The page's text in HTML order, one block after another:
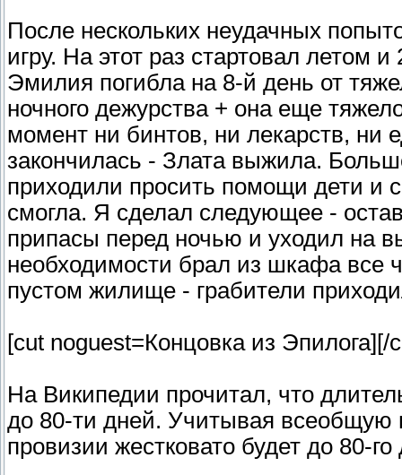
После нескольких неудачных
игру. На этот раз стартовал летом
Эмилия погибла на 8-й день от
ночного дежурства + она еще
момент ни бинтов, ни лекарств, ни
закончилась - Злата выжила.
приходили просить помощи дети и
смогла. Я сделал следующее -
припасы перед ночью и уходил на
необходимости брал из шкафа все
пустом жилище - грабители
[cut noguest=Концовка из Эпилога] [/
На Википедии прочитал, что
до 80-ти дней. Учитывая всеобщую
провизии жестковато будет до 80-